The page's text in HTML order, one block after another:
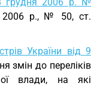
2006 р., № 50, ст.
України від 9
змін до переліків
влади, на які